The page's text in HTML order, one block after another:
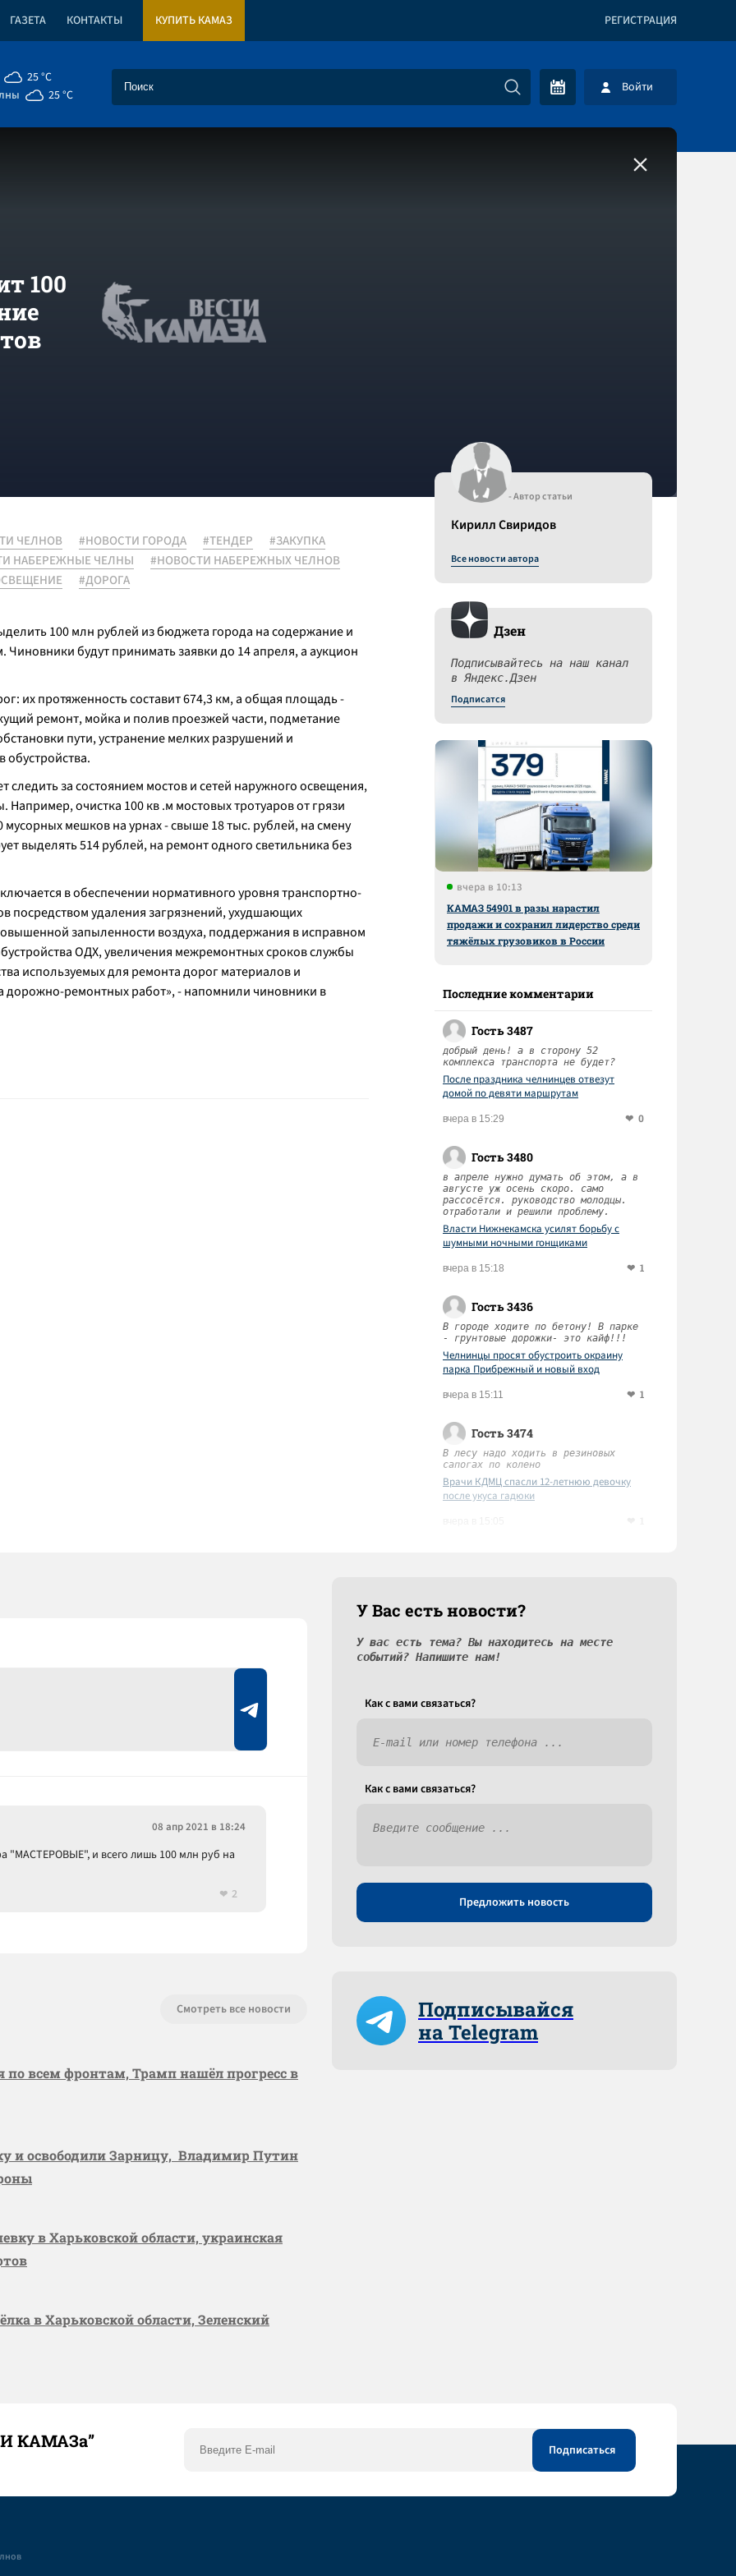
ГАЗЕТА КОНТАКТЫ КУПИТЬ КАМАЗ РЕГИСТРАЦИЯ
25 °C
25 °C Войти
100
ЧЕЛНОВ #НОВОСТИ ГОРОДА #ТЕНДЕР
#ЗАКУПКА
НАБЕРЕЖНЫЕ ЧЕЛНЫ
#НОВОСТИ НАБЕРЕЖНЫХ ЧЕЛНОВ
#ДОРОГА
100 млн рублей из бюджета города на содержание и
будут принимать заявки до 14 апреля, а аукцион
их протяженность составит 674,3 км, а общая площадь -
ремонт, мойка и полив проезжей части, подметание
пути, устранение мелких разрушений и
следить за состоянием мостов и сетей наружного освещения,
очистка 100 кв .м мостовых тротуаров от грязи
мешков на урнах - свыше 18 тыс. рублей, на смену
выделять 514 рублей, на ремонт одного светильника без
в обеспечении нормативного уровня транспортно-
посредством удаления загрязнений, ухудшающих
запыленности воздуха, поддержания в исправном
ОДХ, увеличения межремонтных сроков службы
используемых для ремонта дорог материалов и
дорожно-ремонтных работ», - напомнили чиновники в
- Автор статьи
Кирилл Свиридов
Все новости автора
Дзен
Подписывайтесь на наш канал
в Яндекс.Дзен
Подписатся
вчера в 10:13
КАМАЗ 54901 в разы нарастил
продажи и сохранил лидерство среди
тяжёлых грузовиков в России
Последние комментарии
Гость 3487
добрый день! а в сторону 52
комплекса транспорта не будет?
После праздника челнинцев отвезут
домой по девяти маршрутам
вчера в 15:29 0
Гость 3480
в апреле нужно думать об этом, а в
августе уж осень скоро. само
рассосётся. руководство молодцы.
отработали и решили проблему.
Власти Нижнекамска усилят борьбу с
шумными ночными гонщиками
вчера в 15:18 1
Гость 3436
В городе ходите по бетону! В парке
- грунтовые дорожки- это кайф!!!
Челнинцы просят обустроить окраину
парка Прибрежный и новый вход
вчера в 15:11 1
Гость 3474
В лесу надо ходить в резиновых
сапогах по колено
Врачи КДМЦ спасли 12-летнюю девочку
после укуса гадюки
08 апр 2021 в 18:24
"МАСТЕРОВЫЕ", и всего лишь 100 млн руб на
2
Смотреть все новости
по всем фронтам, Трамп нашёл прогресс в
и освободили Зарницу, Владимир Путин
в Харьковской области, украинская
в Харьковской области, Зеленский
У Вас есть новости?
У вас есть тема? Вы находитесь на месте
событий? Напишите нам!
Как c вами связаться?
Как c вами связаться?
Предложить новость
Подписывайся
на Telegram
КАМАЗа”